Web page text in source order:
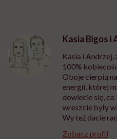
Kasia Bigos i
Kasia i Andrzej,
100%
Oboje cierpią
energii, której
dowiecie się,
wreszcie były
Wy też dacie
Zobacz profil